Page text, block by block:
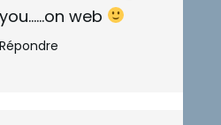
you……on web
Répondre